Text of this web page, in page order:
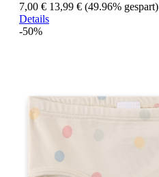
7,00 € 13,99 € (49.96% gespart)
Details
-50%